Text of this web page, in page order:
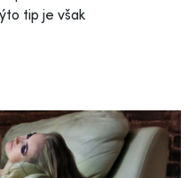
tip je však